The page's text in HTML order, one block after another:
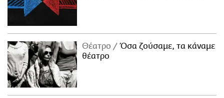
Θέατρο
Όσα ζούσαμε, τα κάναμε
θέατρο